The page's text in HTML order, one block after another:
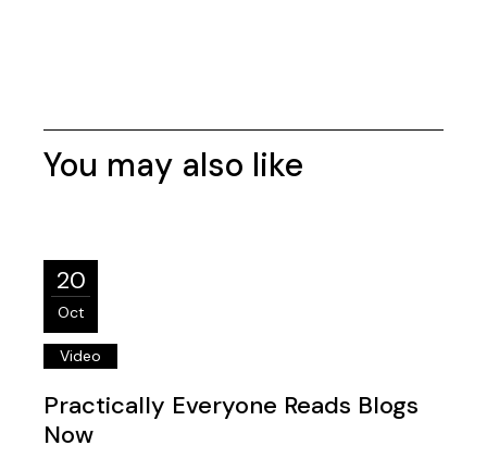
You may also like
20
Oct
Video
Practically Everyone Reads Blogs
Now